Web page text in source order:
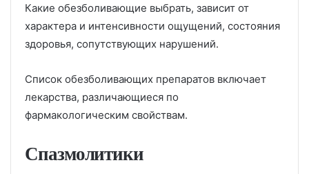
Какие обезболивающие выбрать, зависит от
характера и интенсивности ощущений, состояния
здоровья, сопутствующих нарушений.
Список обезболивающих препаратов включает
лекарства, различающиеся по
фармакологическим свойствам.
Спазмолитики